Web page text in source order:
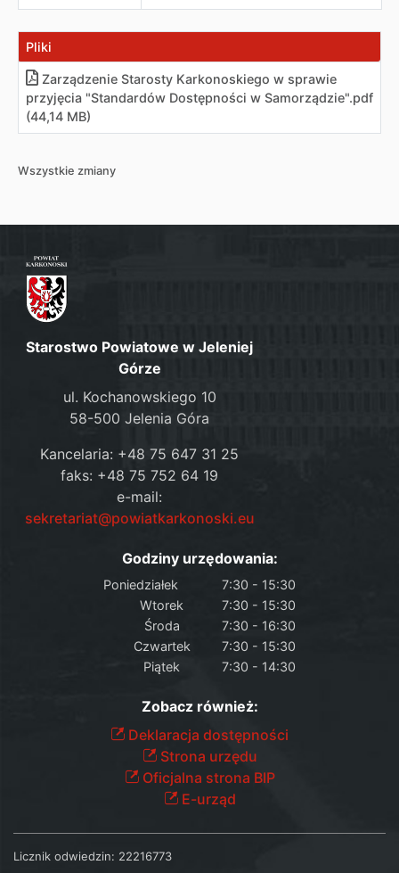
Pliki
Zarządzenie Starosty Karkonoskiego w sprawie
przyjęcia "Standardów Dostępności w Samorządzie".pdf
(44,14 MB)
Wszystkie zmiany
Starostwo Powiatowe w Jeleniej
Górze
ul. Kochanowskiego 10
58-500 Jelenia Góra
Kancelaria: +48 75 647 31 25
faks: +48 75 752 64 19
e-mail:
sekretariat@powiatkarkonoski.eu
Godziny urzędowania:
Poniedziałek
7:30 - 15:30
Wtorek
7:30 - 15:30
Środa
7:30 - 16:30
Czwartek
7:30 - 15:30
Piątek
7:30 - 14:30
Zobacz również:
Deklaracja dostępności
Strona urzędu
Oficjalna strona BIP
E-urząd
Licznik odwiedzin: 22216773